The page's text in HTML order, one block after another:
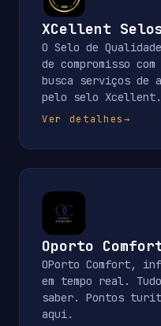
XCellent
O Selo de
de compromisso
busca serviços de
pelo selo Xcellent.
Ver detalhes→
Oporto
OPorto Comfort,
em tempo real.
saber. Pontos
aqui.